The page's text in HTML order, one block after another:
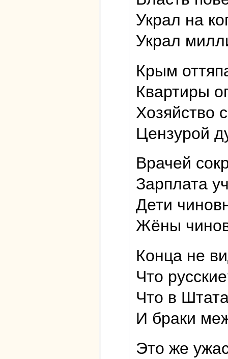
Украл на
Украл
Крым
Квартиры
Хозяйство
Цензурой
Врачей
Зарплата
Дети
Жёны
Конца не
Что
Что в
И браки
Это же